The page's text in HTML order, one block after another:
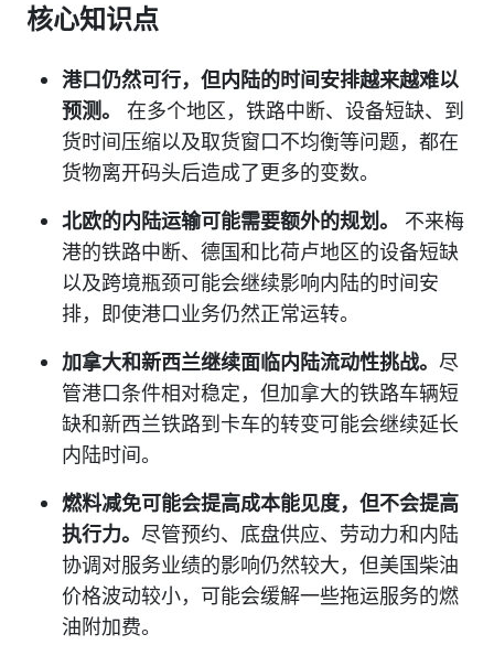
核心知识点
港口仍然可行，但内陆的时间安排越来越难以
预测。 在多个地区，铁路中断、设备短缺、到
货时间压缩以及取货窗口不均衡等问题，都在
货物离开码头后造成了更多的变数。
北欧的内陆运输可能需要额外的规划。 不来梅
港的铁路中断、德国和比荷卢地区的设备短缺
以及跨境瓶颈可能会继续影响内陆的时间安
排，即使港口业务仍然正常运转。
加拿大和新西兰继续面临内陆流动性挑战。 尽
管港口条件相对稳定，但加拿大的铁路车辆短
缺和新西兰铁路到卡车的转变可能会继续延长
内陆时间。
燃料减免可能会提高成本能见度，但不会提高
执行力。 尽管预约、底盘供应、劳动力和内陆
协调对服务业绩的影响仍然较大，但美国柴油
价格波动较小，可能会缓解一些拖运服务的燃
油附加费。